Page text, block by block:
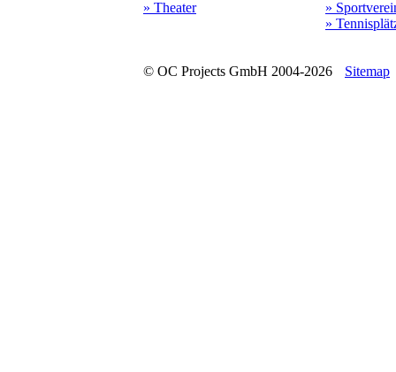
» Theater
»
»
© OC Projects GmbH 2004-2026 Sitemap